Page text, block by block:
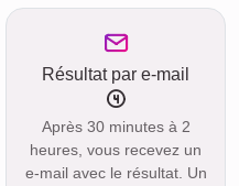
Résultat par e-mail
Après 30 minutes à 2
heures, vous recevez un
e-mail avec le résultat. Un